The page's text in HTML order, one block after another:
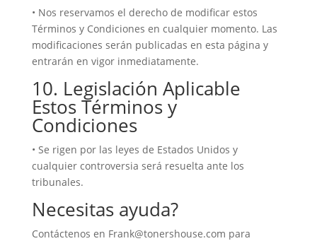
• Nos reservamos el derecho de modificar estos
Términos y Condiciones en cualquier momento. Las
modificaciones serán publicadas en esta página y
entrarán en vigor inmediatamente.
10. Legislación Aplicable
Estos Términos y
Condiciones
• Se rigen por las leyes de Estados Unidos y
cualquier controversia será resuelta ante los
tribunales.
Necesitas ayuda?
Contáctenos en Frank@tonershouse.com para